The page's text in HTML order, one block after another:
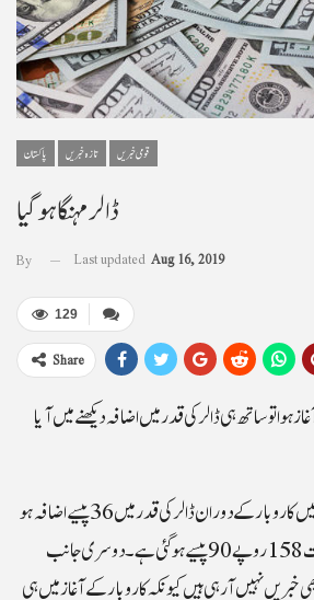
پاکستان تازہ خبریں قومی خبریں
ڈالر مہنگا ہو گیا
By Last updated Aug 16, 2019
129
Share
ہو ا تو ساتھ ہی ڈالر کی قدر میں اضافہ دیکھنے میں آیا
تفصیلات کے مطابق انٹربینک میں کاروبار کے دوران ڈالر کی قدر میں 36 پیسے اضافہ ہو
گیاہے جس کے بعد ڈالر کی قیمت 158 روپے 90 پیسے ہو گئی ہے ۔دوسری جانب
نہیں آ رہی ہیں کیونکہ کاروبار کے آغازمیں ہی